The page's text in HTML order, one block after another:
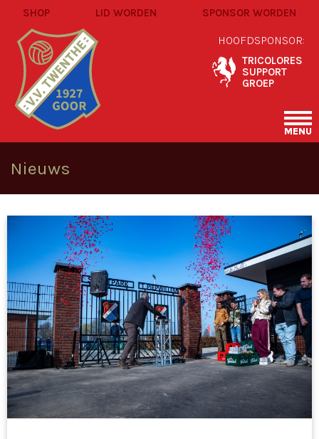
SHOP LID WORDEN SPONSOR WORDEN
HOOFDSPONSOR:
TRICOLORES
SUPPORT
GROEP
MENU
Nieuws